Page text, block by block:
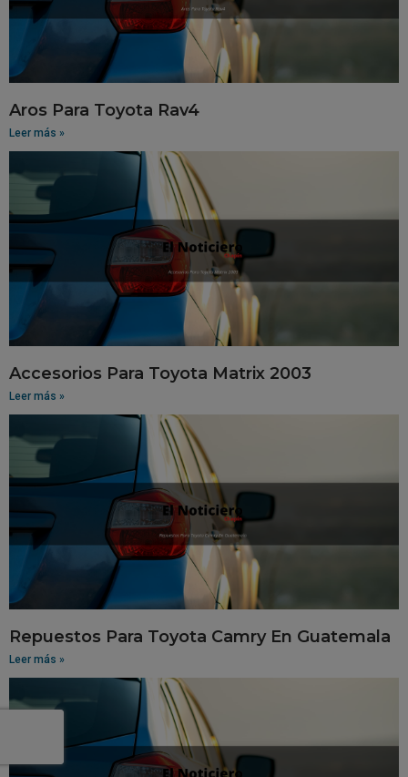
Aros Para Toyota Rav4
Leer más »
Accesorios Para Toyota Matrix 2003
Leer más »
Repuestos Para Toyota Camry En Guatemala
Leer más »